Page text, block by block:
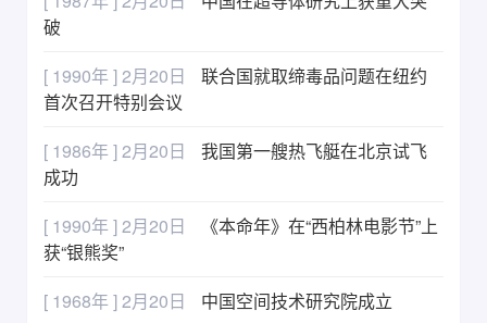
破
[ 1990年 ] 2月20日
联合国就取缔毒品问题在纽约
首次召开特别会议
[ 1986年 ] 2月20日
我国第一艘热飞艇在北京试飞
成功
[ 1990年 ] 2月20日
《本命年》在“西柏林电影节”上
获“银熊奖”
[ 1968年 ] 2月20日
中国空间技术研究院成立